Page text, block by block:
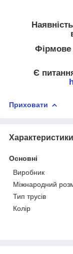
Фірмове
Є
Приховати
Характеристики
Основні
Виробник
Міжнародний
Тип трусів
Колір